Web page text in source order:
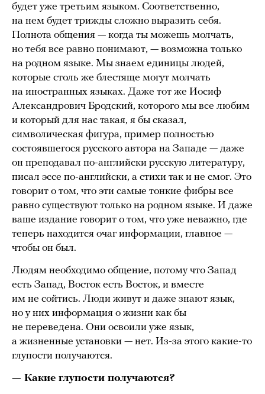
будет уже третьим языком. Соответственно,
на нем будет трижды сложно выразить себя.
Полнота общения — когда ты можешь молчать,
но тебя все равно понимают, — возможна только
на родном языке. Мы знаем единицы людей,
которые столь же блестяще могут молчать
на иностранных языках. Даже тот же Иосиф
Александрович Бродский, которого мы все любим
и который для нас такая, я бы сказал,
символическая фигура, пример полностью
состоявшегося русского автора на Западе — даже
он преподавал по-английски русскую литературу,
писал эссе по-английски, а стихи так и не смог. Это
говорит о том, что эти самые тонкие фибры все
равно существуют только на родном языке. И даже
ваше издание говорит о том, что уже неважно, где
теперь находится очаг информации, главное —
чтобы он был.
Людям необходимо общение, потому что Запад
есть Запад, Восток есть Восток, и вместе
им не сойтись. Люди живут и даже знают язык,
но у них информация о жизни как бы
не переведена. Они освоили уже язык,
а жизненные установки — нет. Из-за этого какие-то
глупости получаются.
— Какие глупости получаются?